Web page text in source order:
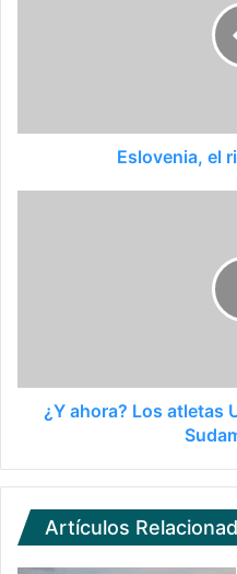
Eslovenia, el
¿Y ahora? Los atletas
Artículos